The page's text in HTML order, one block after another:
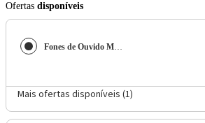
Ofertas disponíveis
Fones de Ouvido Moto Buds Bass Bluetooth Cancelamento de Ruído 43h Bateria Preto
Mais ofertas disponíveis (1)